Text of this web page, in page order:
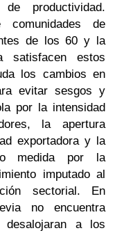
productividad.
de
de los 60 y la
satisfacen estos
los cambios en
evitar sesgos y
por la intensidad
la apertura
exportadora y la
medida por la
imputado al
sectorial. En
no encuentra
desalojaran a los